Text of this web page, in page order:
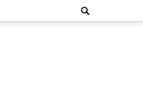
Search
for: